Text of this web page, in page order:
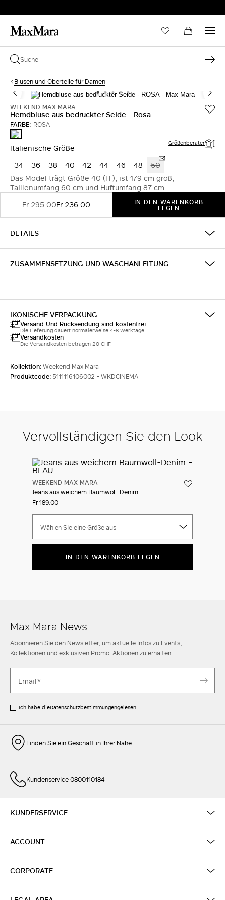
Blusen und Oberteile für Damen
WEEKEND MAX MARA
Hemdbluse aus bedruckter Seide - Rosa
FARBE: ROSA
ROSA
Italienische Größe Größenberater
34 36 38 40 42 44 46 48
50
Das Model trägt Größe 40 (IT), ist 179 cm groß,
Taillenumfang 60 cm und Hüftumfang 87 cm
Fr 295.00Fr 236.00 IN DEN WARENKORB
LEGEN
DETAILS
ZUSAMMENSETZUNG UND WASCHANLEITUNG
IKONISCHE VERPACKUNG
Versand Und Rücksendung sind kostenfrei
Die Lieferung dauert normalerweise 4-8 Werktage.
Versandkosten
Die Versandkosten betragen 20 CHF.
Kollektion:Weekend Max Mara
Produktcode:5111116106002 - WKDCINEMA
Vervollständigen Sie den Look
WEEKEND MAX MARA
Jeans aus weichem Baumwoll-Denim
Fr 189.00
Wählen Sie eine Größe aus
IN DEN WARENKORB LEGEN
Max Mara News
Abonnieren Sie den Newsletter, um aktuelle Infos zu Events,
Kollektionen und exklusiven Promo-Aktionen zu erhalten.
Ich habe dieDatenschutzbestimmungengelesen
Finden Sie ein Geschäft in Ihrer Nähe
Kundenservice 0800110184
KUNDERSERVICE
ACCOUNT
CORPORATE